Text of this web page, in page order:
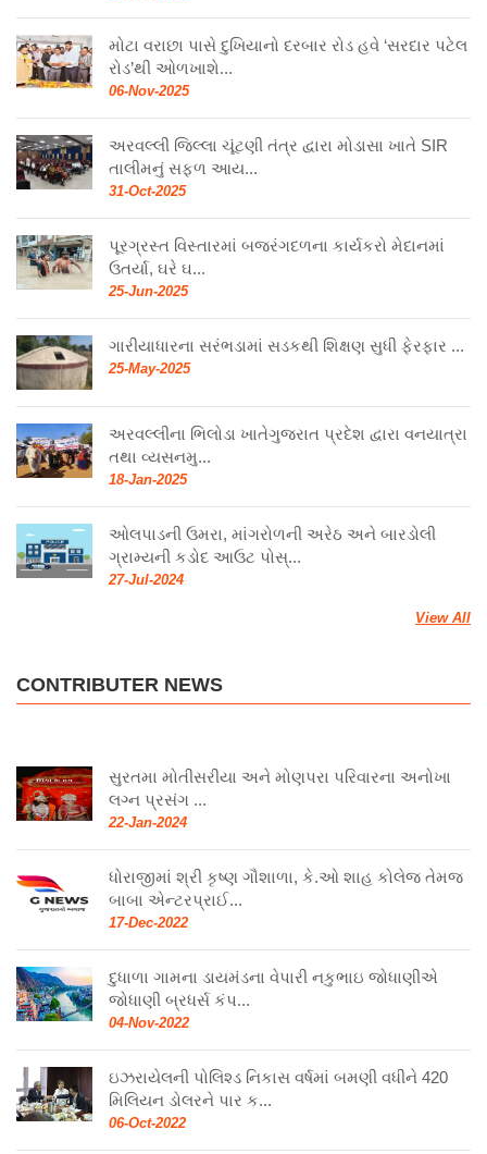
મોટા વરાછા પાસે દુખિયાનો દરબાર રોડ હવે ‘સરદાર પટેલ
રોડ’થી ઓળખાશે...
06-Nov-2025
અરવલ્લી જિલ્લા ચૂંટણી તંત્ર દ્વારા મોડાસા ખાતે SIR
તાલીમનું સફળ આય...
31-Oct-2025
પૂરગ્રસ્ત વિસ્તારમાં બજરંગદળના કાર્યકરો મેદાનમાં
ઉતર્યા, ઘરે ઘ...
25-Jun-2025
ગારીયાધારના સરંભડામાં સડકથી શિક્ષણ સુધી ફેરફાર ...
25-May-2025
અરવલ્લીના ભિલોડા ખાતેગુજરાત પ્રદેશ દ્વારા વનયાત્રા
તથા વ્યસનમુ...
18-Jan-2025
ઓલપાડની ઉમરા, માંગરોળની અરેઠ અને બારડોલી
ગ્રામ્યની કડોદ આઉટ પોસ્...
27-Jul-2024
View All
CONTRIBUTER NEWS
સુરતમા મોતીસરીયા અને મોણપરા પરિવારના અનોખા
લગ્ન પ્રસંગ ...
22-Jan-2024
ધોરાજીમાં શ્રી કૃષ્ણ ગૌશાળા, કે.ઓ શાહ કોલેજ તેમજ
બાબા એન્ટરપ્રાઈ...
17-Dec-2022
દુધાળા ગામના ડાયમંડના વેપારી નકુભાઇ જોધાણીએ
જોધાણી બ્રધર્સ કંપ...
04-Nov-2022
ઇઝરાયેલની પોલિશ્ડ નિકાસ વર્ષમાં બમણી વધીને 420
મિલિયન ડોલરને પાર ક...
06-Oct-2022